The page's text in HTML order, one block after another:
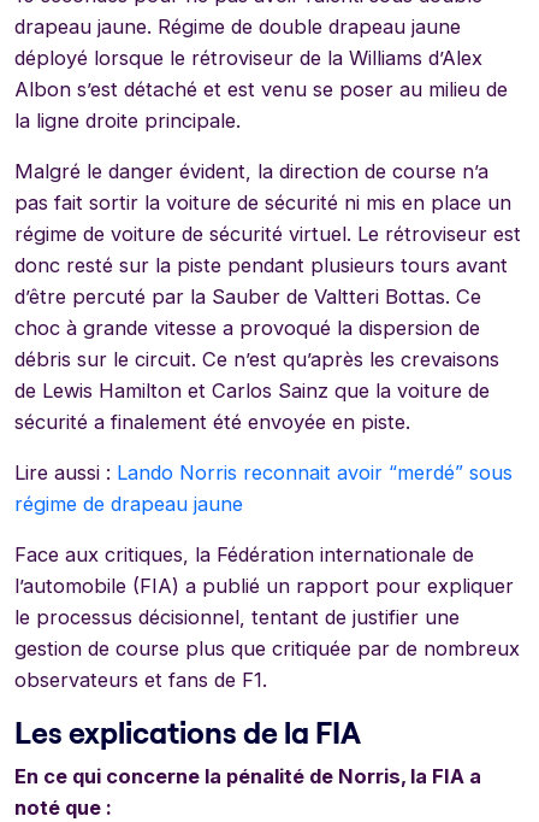
drapeau jaune. Régime de double drapeau jaune
déployé lorsque le rétroviseur de la Williams d’Alex
Albon s’est détaché et est venu se poser au milieu de
la ligne droite principale.
Malgré le danger évident, la direction de course n’a
pas fait sortir la voiture de sécurité ni mis en place un
régime de voiture de sécurité virtuel. Le rétroviseur est
donc resté sur la piste pendant plusieurs tours avant
d’être percuté par la Sauber de Valtteri Bottas. Ce
choc à grande vitesse a provoqué la dispersion de
débris sur le circuit. Ce n’est qu’après les crevaisons
de Lewis Hamilton et Carlos Sainz que la voiture de
sécurité a finalement été envoyée en piste.
Lire aussi : Lando Norris reconnait avoir “merdé” sous
régime de drapeau jaune
Face aux critiques, la Fédération internationale de
l’automobile (FIA) a publié un rapport pour expliquer
le processus décisionnel, tentant de justifier une
gestion de course plus que critiquée par de nombreux
observateurs et fans de F1.
Les explications de la FIA
En ce qui concerne la pénalité de Norris, la FIA a
noté que :